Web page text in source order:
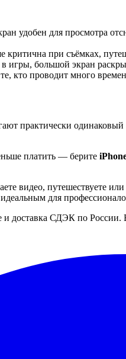
удобен для просмотра
при съёмках,
большой экран
кто проводит много
практически
платить — берите
видео, путешествуете
для
доставка СДЭК по России.